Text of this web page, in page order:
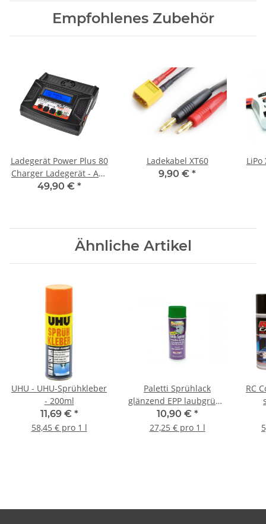
Empfohlenes Zubehör
Ladegerät Power Plus 80
Charger Ladegerät - AC-
DC - 80 Watt
49,90 € *
Ladekabel XT60
9,90 € *
LiPo
Ähnliche Artikel
UHU - UHU-Sprühkleber
- 200ml
11,69 € *
58,45 € pro 1 l
Paletti Sprühlack
glänzend EPP laubgrün -
400ml
10,90 € *
27,25 € pro 1 l
RC